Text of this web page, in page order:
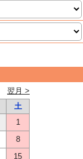
翌月 >
土
1
8
15